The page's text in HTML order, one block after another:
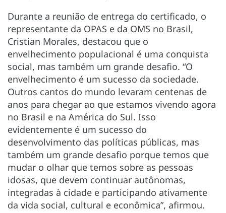
Durante a reunião de entrega do certificado, o
representante da OPAS e da OMS no Brasil,
Cristian Morales, destacou que o
envelhecimento populacional é uma conquista
social, mas também um grande desafio. “O
envelhecimento é um sucesso da sociedade.
Outros cantos do mundo levaram centenas de
anos para chegar ao que estamos vivendo agora
no Brasil e na América do Sul. Isso
evidentemente é um sucesso do
desenvolvimento das políticas públicas, mas
também um grande desafio porque temos que
mudar o olhar que temos sobre as pessoas
idosas, que devem continuar autônomas,
integradas à cidade e participando ativamente
da vida social, cultural e econômica”, afirmou.